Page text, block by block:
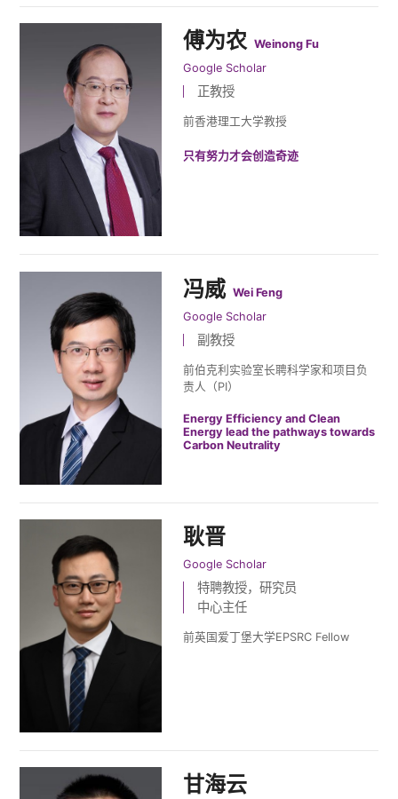
傅为农 Weinong Fu
Google Scholar
正教授
前香港理工大学教授
只有努力才会创造奇迹
冯威 Wei Feng
Google Scholar
副教授
前伯克利实验室长聘科学家和项目负
责人（PI）
Energy Efficiency and Clean
Energy lead the pathways towards
Carbon Neutrality
耿晋
Google Scholar
特聘教授，研究员
中心主任
前英国爱丁堡大学EPSRC Fellow
甘海云